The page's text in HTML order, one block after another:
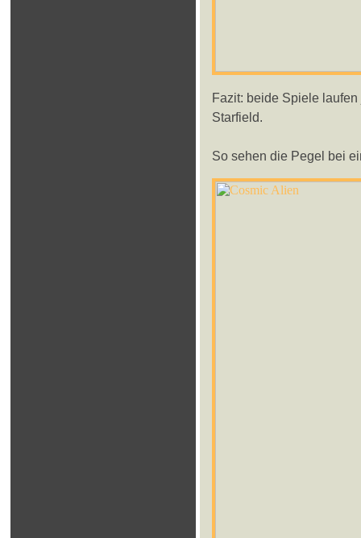
Fazit: beide Spiele
Starfield.
So sehen die Pegel bei